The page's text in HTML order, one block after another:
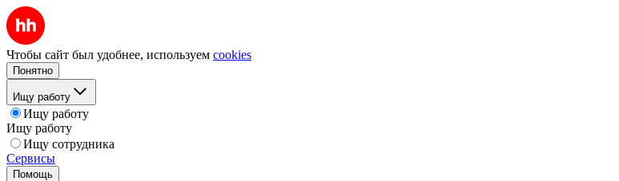
Чтобы сайт был удобнее, используем cookies
Понятно
Ищу работу
Ищу работу
Ищу работу
Ищу сотрудника
Сервисы
Помощь